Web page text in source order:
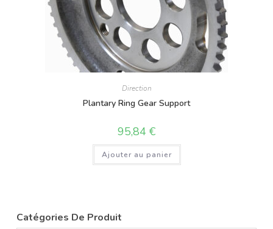
Direction
Plantary Ring Gear Support
95,84 €
Ajouter au panier
Catégories De Produit